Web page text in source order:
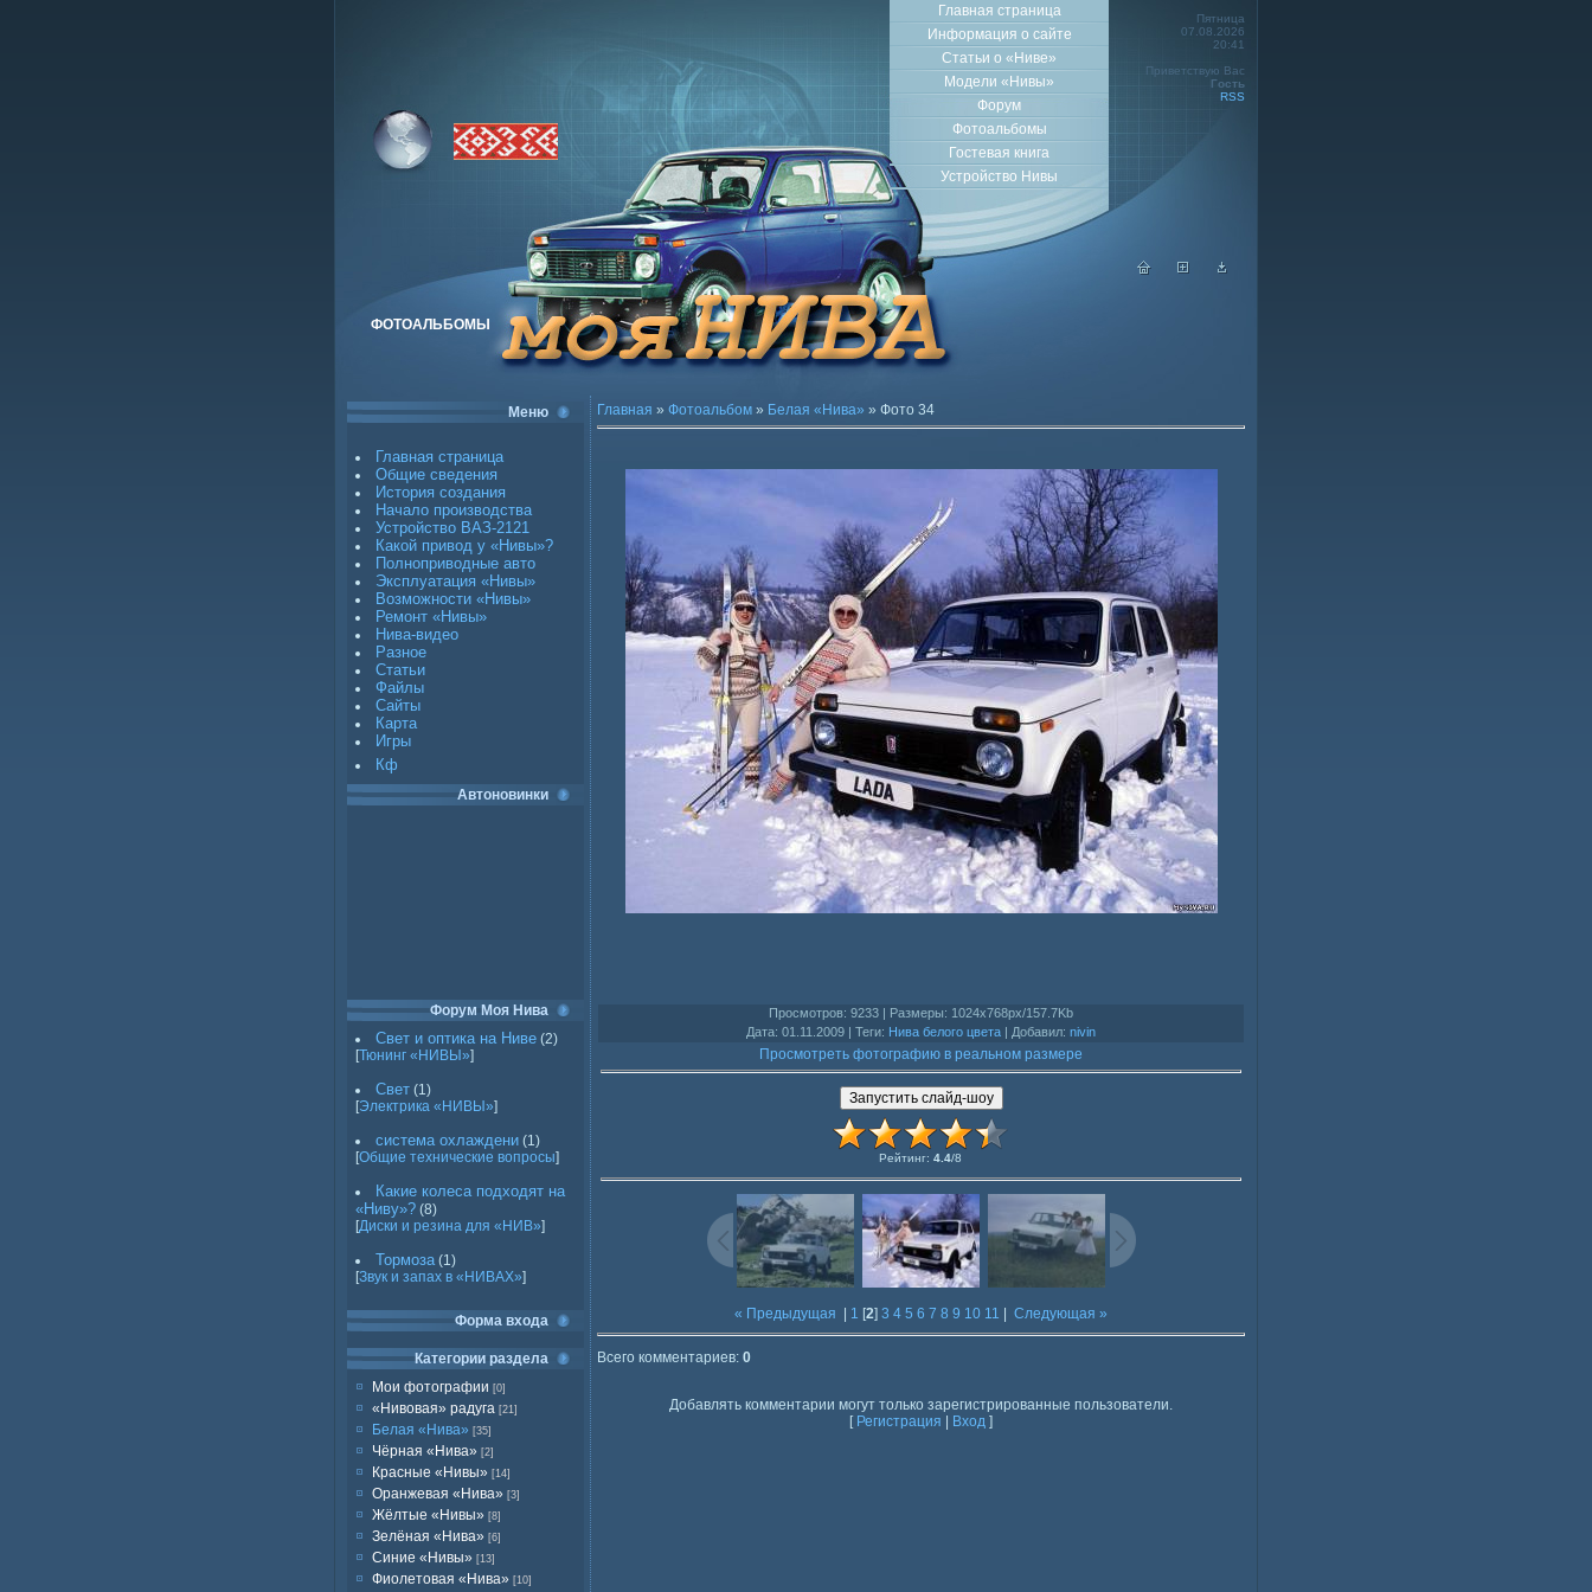
Главная страница
Информация о сайте
Статьи о «Ниве»
Модели «Нивы»
Форум
Фотоальбомы
Гостевая книга
Устройство Нивы
Пятница
07.08.2026
20:41
Приветствую Вас
Гость
RSS
ФОТОАЛЬБОМЫ
Меню
Главная страница
Общие сведения
История создания
Начало производства
Устройство ВАЗ-2121
Какой привод у «Нивы»?
Полноприводные авто
Эксплуатация «Нивы»
Возможности «Нивы»
Ремонт «Нивы»
Нива-видео
Разное
Статьи
Файлы
Сайты
Карта
Игры
Кф
Автоновинки
Форум Моя Нива
Свет и оптика на Ниве (2)
[Тюнинг «НИВЫ»]
Свет (1)
[Электрика «НИВЫ»]
система охлаждени (1)
[Общие технические вопросы]
Какие колеса подходят на
«Ниву»? (8)
[Диски и резина для «НИВ»]
Тормоза (1)
[Звук и запах в «НИВАХ»]
Форма входа
Категории раздела
Мои фотографии [0]
«Нивовая» радуга [21]
Белая «Нива» [35]
Чёрная «Нива» [2]
Красные «Нивы» [14]
Оранжевая «Нива» [3]
Жёлтые «Нивы» [8]
Зелёная «Нива» [6]
Синие «Нивы» [13]
Фиолетовая «Нива» [10]
Главная » Фотоальбом » Белая «Нива» » Фото 34
Просмотров: 9233 | Размеры: 1024x768px/157.7Kb
Дата: 01.11.2009 | Теги: Нива белого цвета | Добавил: nivin
Просмотреть фотографию в реальном размере
Рейтинг: 4.4/8
« Предыдущая 1 [2] 3 4 5 6 7 8 9 10 11 Следующая »
Всего комментариев: 0
Добавлять комментарии могут только зарегистрированные пользователи.
[ Регистрация Вход ]